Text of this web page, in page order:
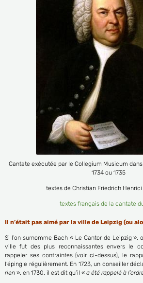
Cantate exécutée par le Collegium Musicum
1734 ou 1735
textes de Christian Friedrich
textes français de la cantate
Il n’était pas aimé par la ville de Leipzig (ou
Si l’on surnomme Bach « Le Cantor de Leipzig »,
ville fut des plus reconnaissantes envers le
rappeler ses contraintes (voir ci-dessus), le
l’épingle régulièrement. En 1723, un conseiller
rien », en 1730, il est dit qu’il « a été rappelé à